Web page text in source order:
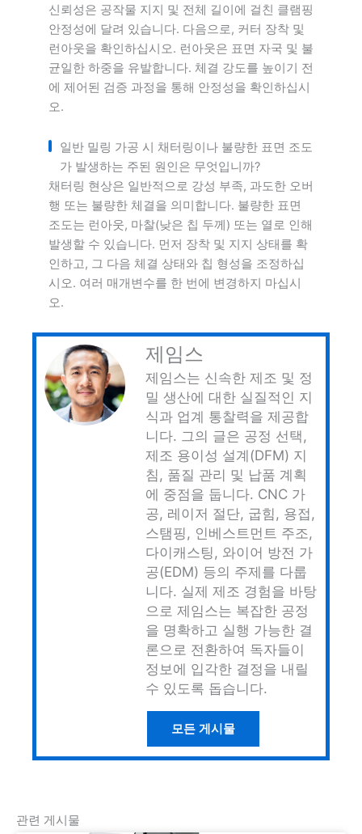
신뢰성은 공작물 지지 및 전체 길이에 걸친 클램핑
안정성에 달려 있습니다. 다음으로, 커터 장착 및
런아웃을 확인하십시오. 런아웃은 표면 자국 및 불
균일한 하중을 유발합니다. 체결 강도를 높이기 전
에 제어된 검증 과정을 통해 안정성을 확인하십시
오.
일반 밀링 가공 시 채터링이나 불량한 표면 조도
가 발생하는 주된 원인은 무엇입니까?
채터링 현상은 일반적으로 강성 부족, 과도한 오버
행 또는 불량한 체결을 의미합니다. 불량한 표면
조도는 런아웃, 마찰(낮은 칩 두께) 또는 열로 인해
발생할 수 있습니다. 먼저 장착 및 지지 상태를 확
인하고, 그 다음 체결 상태와 칩 형성을 조정하십
시오. 여러 매개변수를 한 번에 변경하지 마십시
오.
제임스
제임스는 신속한 제조 및 정
밀 생산에 대한 실질적인 지
식과 업계 통찰력을 제공합
니다. 그의 글은 공정 선택,
제조 용이성 설계(DFM) 지
침, 품질 관리 및 납품 계획
에 중점을 둡니다. CNC 가
공, 레이저 절단, 굽힘, 용접,
스탬핑, 인베스트먼트 주조,
다이캐스팅, 와이어 방전 가
공(EDM) 등의 주제를 다룹
니다. 실제 제조 경험을 바탕
으로 제임스는 복잡한 공정
을 명확하고 실행 가능한 결
론으로 전환하여 독자들이
정보에 입각한 결정을 내릴
수 있도록 돕습니다.
모든 게시물
관련 게시물